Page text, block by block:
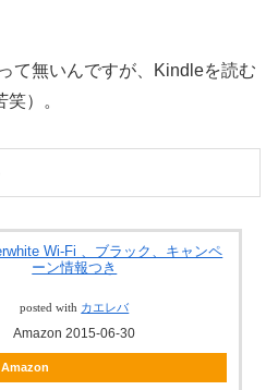
て無いんですが、Kindleを読む
）。
Wi-Fi 、ブラック、キャンペ
ーン情報つき
posted with カエレバ
Amazon 2015-06-30
Amazon